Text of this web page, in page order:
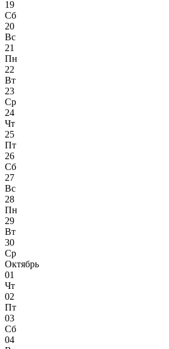
19
Сб
20
Вс
21
Пн
22
Вт
23
Ср
24
Чт
25
Пт
26
Сб
27
Вс
28
Пн
29
Вт
30
Ср
Октябрь
01
Чт
02
Пт
03
Сб
04